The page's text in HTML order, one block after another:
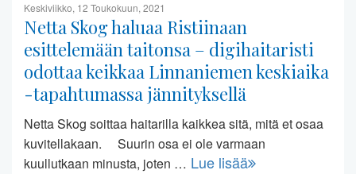
Keskiviikko, 12 Toukokuun, 2021
Netta Skog haluaa Ristiinaan
esittelemään taitonsa – digihaitaristi
odottaa keikkaa Linnaniemen keskiaika
-tapahtumassa jännityksellä
Netta Skog soittaa haitarilla kaikkea sitä, mitä et osaa
kuvitellakaan. Suurin osa ei ole varmaan
kuullutkaan minusta, joten … Lue lisää